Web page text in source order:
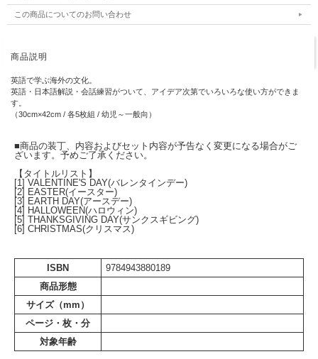
この商品についてのお問い合わせ
商品説明
英語で学ぶ海外の文化。
英語・日本語解説・会話練習がついて、アイデア次第でいろいろな使い方ができま
す。
（30cm×42cm / 各5枚組 / 幼児～一般向）
■商品の装丁、内容およびセット内容が予告なく変更になる場合がご
ざいます。予めご了承ください。
【タイトルリスト】
[1] VALENTINE'S DAY(バレンタインデー)
[2] EASTER(イースター)
[3] EARTH DAY(アースデー)
[4] HALLOWEEN(ハロウィン)
[5] THANKSGIVING DAY(サンクスギビング)
[6] CHRISTMAS(クリスマス)
ISBN
9784943880189
商品形態
サイズ（mm）
ページ・枚・分
対象年齢